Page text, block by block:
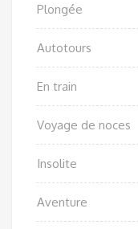
Plongée
Autotours
En train
Voyage de noces
Insolite
Aventure